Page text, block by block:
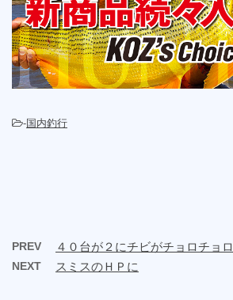
-国内釣行
PREV ４０台が２にチビがチョロチョロ
NEXT スミスのＨＰに